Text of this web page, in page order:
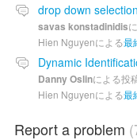
drop down selection
savas konstadinidis
Hien Nguyenによる最
Danny Oslinによる投
Hien Nguyenによる最
Report a problem